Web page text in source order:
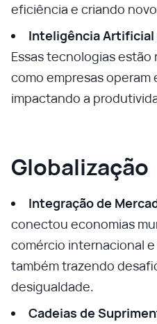
eficiência e criando
Inteligência Artificial
Essas tecnologias
como empresas operam
impactando a
Globalização
Integração de
conectou economias
comércio internacional
também trazendo
desigualdade.
Cadeias de